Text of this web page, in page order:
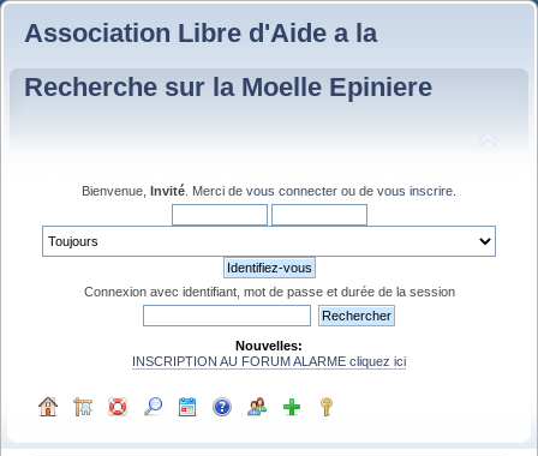
Association Libre d'Aide a la
Recherche sur la Moelle Epiniere
Bienvenue, Invité . Merci de vous connecter ou de vous inscrire
Connexion avec identifiant, mot de passe et durée de la session
Nouvelles:
INSCRIPTION AU FORUM ALARME cliquez ici